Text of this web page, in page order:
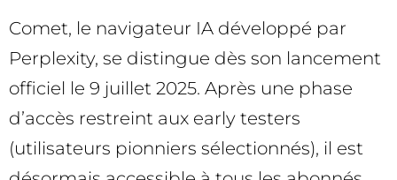
Comet, le navigateur IA développé par
Perplexity, se distingue dès son lancement
officiel le 9 juillet 2025. Après une phase
d’accès restreint aux early testers
(utilisateurs pionniers sélectionnés), il est